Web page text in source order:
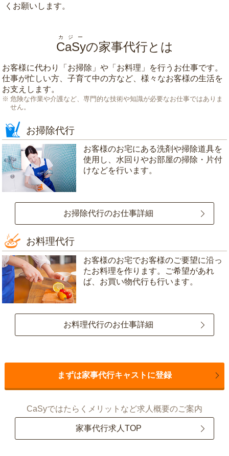
くお願いします。
CaSy
カジー
の家事代行とは
お客様に代わり「 お掃除 」や「 お料理 」を行うお仕事です。
仕事が忙しい方、子育て中の方など、様々なお客様の生活を
お支えします。
危険な作業や介護など、専門的な技術や知識が必要なお仕事ではありま
せん。
お掃除代行
お客様のお宅にある洗剤や掃除道具を
使用し、水回りやお部屋の掃除・片付
けなどを行います。
お掃除代行のお仕事詳細
お料理代行
お客様のお宅でお客様のご要望に沿っ
たお料理を作ります。ご希望があれ
ば、お買い物代行も行います。
お料理代行のお仕事詳細
まずは家事代行キャストに登録
CaSyではたらくメリットなど求人概要のご案内
家事代行求人TOP